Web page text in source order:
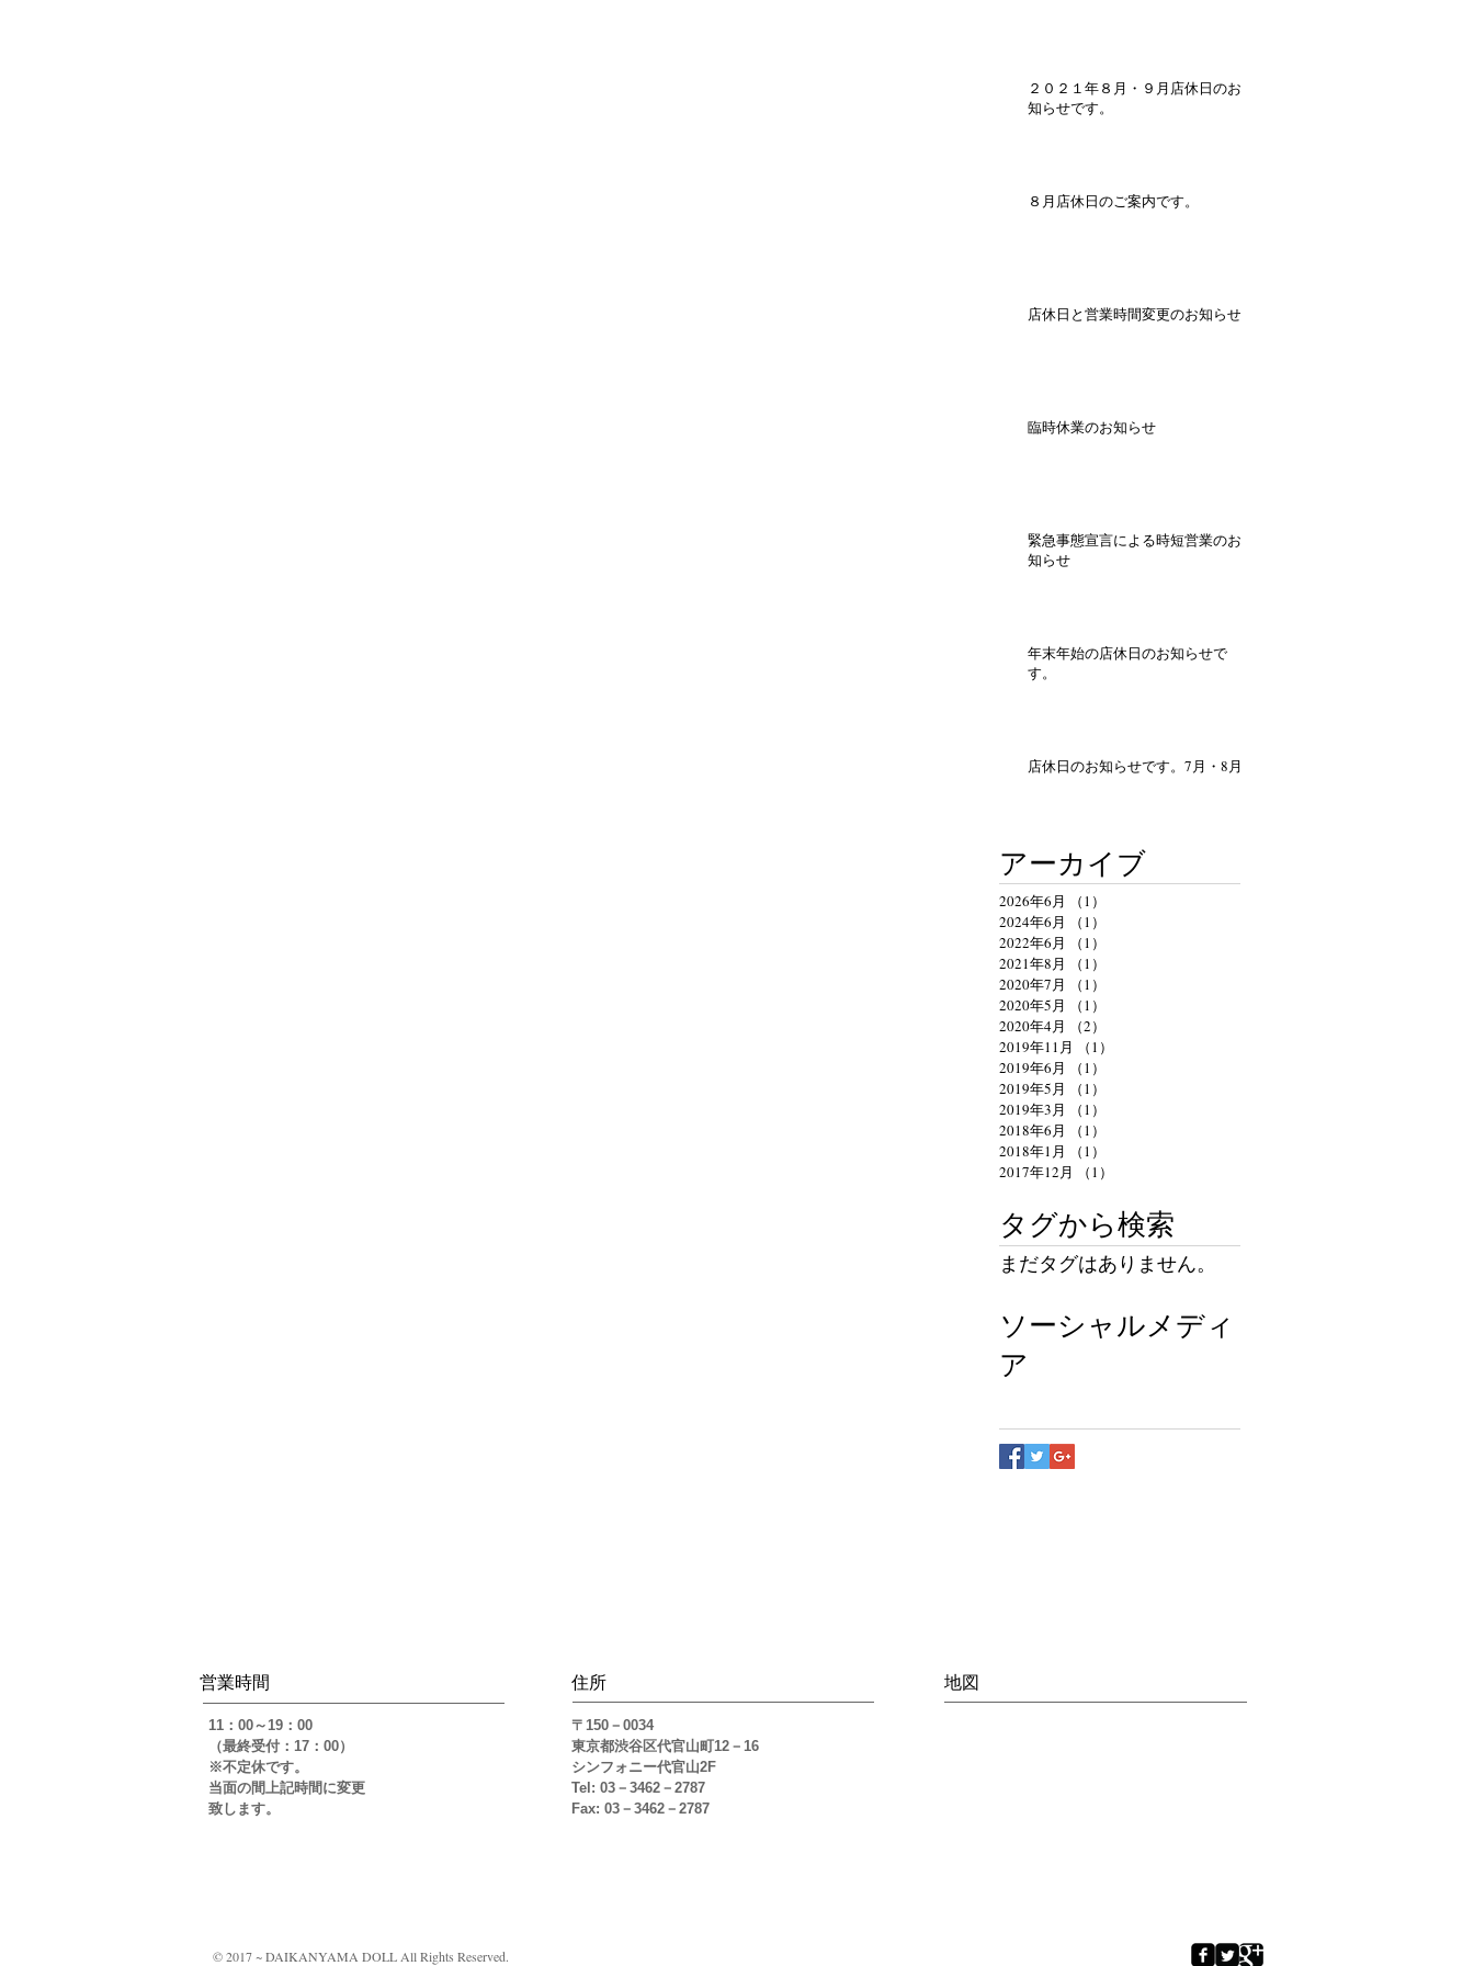
２０２１年８月・９月店休日のお
知らせです。
８月店休日のご案内です。
店休日と営業時間変更のお知らせ
臨時休業のお知らせ
緊急事態宣言による時短営業のお
知らせ
年末年始の店休日のお知らせで
す。
店休日のお知らせです。7月・8月
アーカイブ
2026年6月 （1）
2024年6月
（1）
2022年6月
（1）
2021年8月
（1）
2020年7月
（1）
2020年5月
（1）
2020年4月
（2）
2019年11月
（1）
2019年6月
（1）
2019年5月
（1）
2019年3月
（1）
2018年6月
（1）
2018年1月
（1）
2017年12月
（1）
タグから検索
まだタグはありません。
ソーシャルメディ
ア
​営業時間
​11：00～19：00
（最終受付：17：00）
※不定休です。
当面の間上記時間に変更
​致します。
​住所
〒150－0034
東京都渋谷区代官山町12－16
シンフォニー代官山2F
Tel: 03－3462－2787
Fax: 03－3462－2787​
© 2017 ~ DAIKANYAMA DOLL All Rights Reserved.
地図